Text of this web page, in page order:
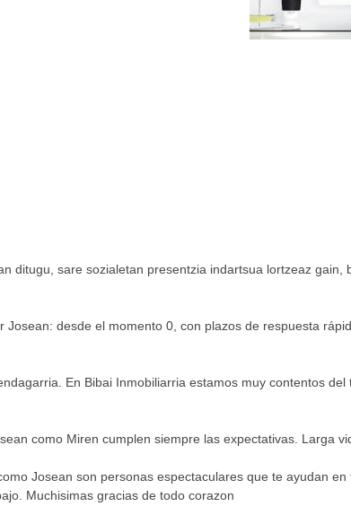
ditugu, sare sozialetan presentzia indartsua lortzeaz gain,
desde el momento 0, con plazos de respuesta
En Bibai Inmobiliarria estamos muy contentos
como Miren cumplen siempre las expectativas. Larga
Josean son personas espectaculares que te ayudan
Muchisimas gracias de todo corazon